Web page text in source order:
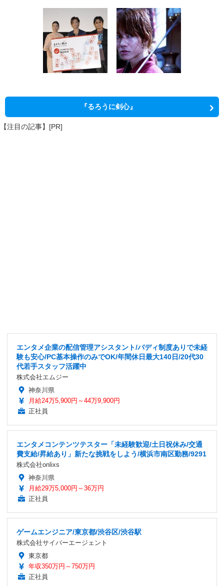
『るろうに剣心』
【注目の記事】[PR]
エンタメ企業の配信管理アシスタント/バディ制度ありで未経
験も安心/PC基本操作のみでOK/年間休日最大140日/20代30
代若手スタッフ活躍中
株式会社エムジー
神奈川県
月給24万5,900円～44万9,900円
正社員
エンタメコンテンツテスター「未経験歓迎/土日祝休み/交通
費支給/昇給あり」新たな挑戦をしよう/横浜市南区勤務/9291
株式会社onlixs
神奈川県
月給29万5,000円～36万円
正社員
ゲームエンジニア/東京都/渋谷区/渋谷駅
株式会社サイバーエージェント
東京都
年収350万円～750万円
正社員